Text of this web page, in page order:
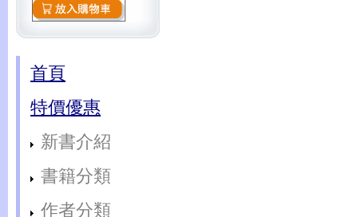
首頁
特價優惠
新書介紹
書籍分類
作者分類